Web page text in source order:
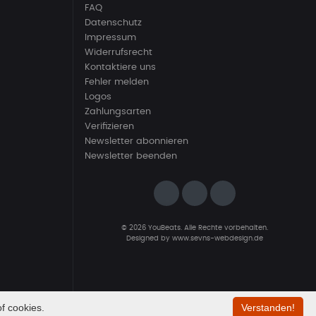
FAQ
Datenschutz
Impressum
Widerrufsrecht
Kontaktiere uns
Fehler melden
Logos
Zahlungsarten
Verifizieren
Newsletter abonnieren
Newsletter beenden
© 2026 YouBeats. Alle Rechte vorbehalten.
Designed by www.sevns-webdesign.de
Verstanden!
cookies.